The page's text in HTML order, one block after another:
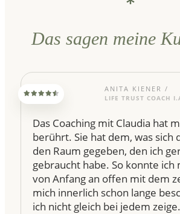
Das sagen meine
ANITA KIENER /
LIFE TRUST COACH
Das Coaching mit Claudia hat
berührt. Sie hat dem, was sich
den Raum gegeben, den ich
gebraucht habe. So konnte ich
von Anfang an offen mit dem
mich innerlich schon lange
ich nicht gleich bei jedem zeige.